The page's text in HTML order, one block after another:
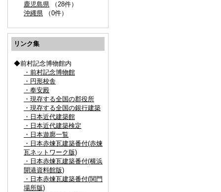
鹿児島県 （28件）
沖縄県 （0件）
リンク集
◆前村記念博物館内
・前村記念博物館
・円形校舎
・奉安殿
・現存する全国の郡役所
・現存する全国の銀行建築
・日本近代建築館
・日本近代建築検定
・日本遊廓一覧
・日本赤煉瓦建築番付(赤煉
瓦ネットワーク版)
・日本赤煉瓦建築番付(横浜
開港資料館版)
・日本赤煉瓦建築番付(関門
場所版)